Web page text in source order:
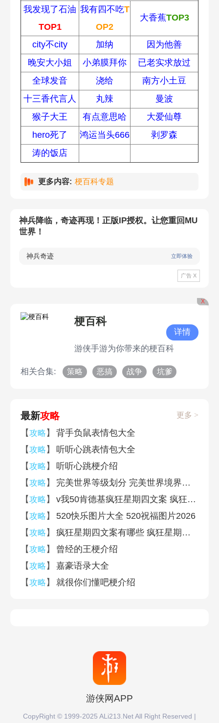
我发现了石油
TOP1
我有四不吃T
OP2
大香蕉TOP3
city不city 加纳
因为他善
晚安大小姐
小弟膜拜你
已老实求放过
全球发音
浇给
南方小土豆
十三香代言人
丸辣
曼波
猴子大王
有点意思哈
大爱仙尊
hero死了
鸿运当头666
剥罗森
涛的饭店
更多内容: 梗百科专题
神兵降临，奇迹再现！正版IP授权。让您重回MU
世界！
神兵奇迹 立即体验
广告 X
X
梗百科
游侠手游为你带来的梗百科
详情
相关合集: 策略 恶搞 战争 坑爹
最新攻略 更多 >
【攻略 】
背手负鼠表情包大全
【攻略 】
听听心跳表情包大全
【攻略 】
听听心跳梗介绍
【攻略 】
完美世界等级划分 完美世界境界等级介绍
【攻略 】
v我50肯德基疯狂星期四文案 疯狂星期四v50文案
【攻略 】
520快乐图片大全 520祝福图片2026
【攻略 】
疯狂星期四文案有哪些 疯狂星期四文案大全
【攻略 】
曾经的王梗介绍
【攻略 】
嘉豪语录大全
【攻略 】 就很你们懂吧梗介绍
游侠网APP
CopyRight © 1999-2025 ALi213.Net All Right Reserved |